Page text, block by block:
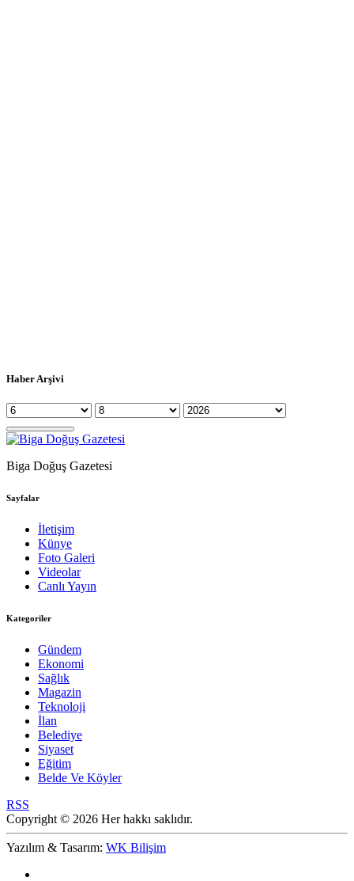
Haber Arşivi
Biga Doğuş Gazetesi
Sayfalar
İletişim
Künye
Foto Galeri
Videolar
Canlı Yayın
Kategoriler
Gündem
Ekonomi
Sağlık
Magazin
Teknoloji
İlan
Belediye
Siyaset
Eğitim
Belde Ve Köyler
RSS
Copyright © 2026 Her hakkı saklıdır.
Yazılım & Tasarım: WK Bilişim